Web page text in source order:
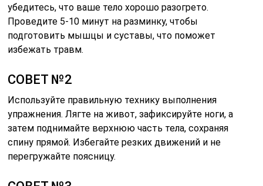
убедитесь, что ваше тело хорошо разогрето.
Проведите 5-10 минут на разминку, чтобы
подготовить мышцы и суставы, что поможет
избежать травм.
СОВЕТ №2
Используйте правильную технику выполнения
упражнения. Лягте на живот, зафиксируйте ноги, а
затем поднимайте верхнюю часть тела, сохраняя
спину прямой. Избегайте резких движений и не
перегружайте поясницу.